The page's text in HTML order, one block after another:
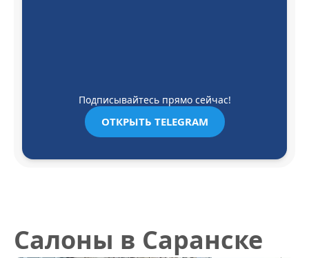
Подписывайтесь прямо сейчас!
ОТКРЫТЬ TELEGRAM
Салоны в Саранске